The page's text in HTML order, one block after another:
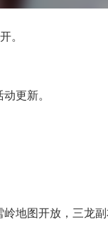
。
更新。
地图开放，三龙